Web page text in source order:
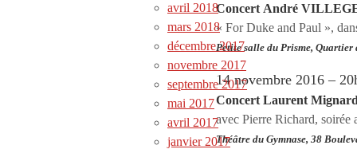
Concert André
« For Duke and Paul »,
Petite salle du Prisme,
14 novembre 2016 –
Concert Laurent
avec Pierre Richard,
Théâtre du Gymnase, 38
avril 2018
mars 2018
décembre 2017
novembre 2017
septembre 2017
mai 2017
avril 2017
janvier 2017